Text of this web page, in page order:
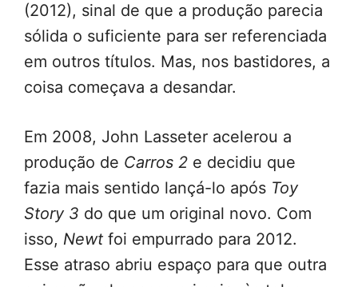
(2012), sinal de que a produção parecia
sólida o suficiente para ser referenciada
em outros títulos. Mas, nos bastidores, a
coisa começava a desandar.
Em 2008, John Lasseter acelerou a
produção de Carros 2 e decidiu que
fazia mais sentido lançá-lo após Toy
Story 3 do que um original novo. Com
isso, Newt foi empurrado para 2012.
Esse atraso abriu espaço para que outra